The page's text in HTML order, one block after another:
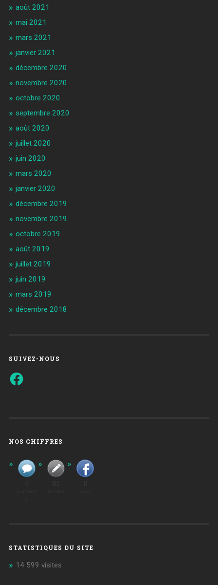
août 2021
mai 2021
mars 2021
janvier 2021
décembre 2020
novembre 2020
octobre 2020
septembre 2020
août 2020
juillet 2020
juin 2020
mars 2020
janvier 2020
décembre 2019
novembre 2019
octobre 2019
août 2019
juillet 2019
juin 2019
mars 2019
décembre 2018
SUIVEZ-NOUS
Facebook
NOS CHIFFRES
STATISTIQUES DU SITE
14 599 visites